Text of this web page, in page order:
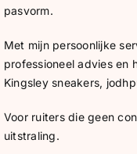
SNEAKERS &
CADEAU
BLOG
pasvorm.
Met mijn persoonlijke
professioneel advies en
Kingsley sneakers,
Voor ruiters die geen
uitstraling.